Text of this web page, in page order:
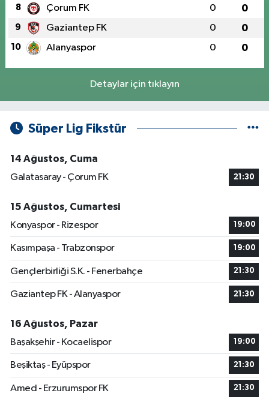
8 Çorum FK 0 0
9 Gaziantep FK 0 0
10 Alanyaspor 0 0
Detaylar için tıklayın
Süper Lig Fikstür
14 Ağustos, Cuma
Galatasaray - Çorum FK
21:30
15 Ağustos, Cumartesi
Konyaspor - Rizespor
19:00
Kasımpaşa - Trabzonspor 19:00
Gençlerbirliği S.K. - Fenerbahçe 21:30
Gaziantep FK - Alanyaspor 21:30
16 Ağustos, Pazar
Başakşehir - Kocaelispor
19:00
Beşiktaş - Eyüpspor 21:30
Amed - Erzurumspor FK 21:30